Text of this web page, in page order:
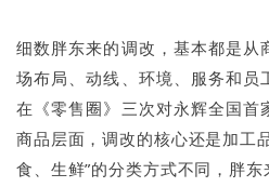
细数胖东来的调改，基本都是从
场布局、动线、环境、服务和员
在《零售圈》三次对永辉全国首
商品层面，调改的核心还是加工
食、生鲜”的分类方式不同，胖